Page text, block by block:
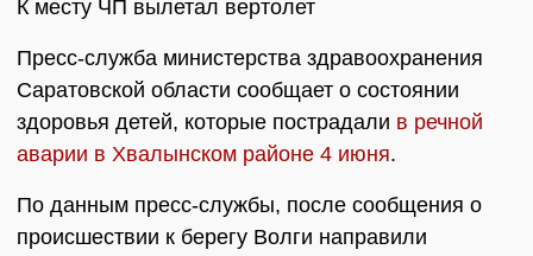
К месту ЧП вылетал вертолет
Пресс-служба министерства здравоохранения
Саратовской области сообщает о состоянии
здоровья детей, которые пострадали в речной
аварии в Хвалынском районе 4 июня.
По данным пресс-службы, после сообщения о
происшествии к берегу Волги направили